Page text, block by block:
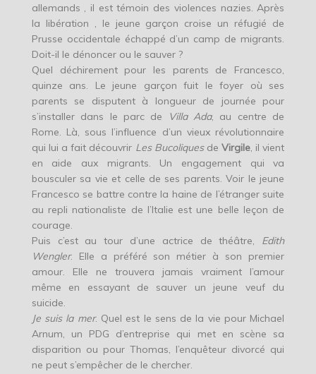
allemands , il est témoin des violences nazies. Après
la libération , le jeune garçon croise un réfugié de
Prusse occidentale échappé d’un camp de migrants.
Doit-il le dénoncer ou le sauver ?
Quel déchirement pour les parents de Francesco,
quinze ans. Le jeune garçon fuit le foyer où ses
parents se disputent à longueur de journée pour
s’installer dans le parc de
Villa Ada, au centre de
Rome. Là, sous l’influence d’un vieux révolutionnaire
qui lui a fait découvrir Les Bucoliquesde Virgile, il vient
en aide aux migrants. Un engagement qui va
bousculer sa vie et celle de ses parents. Voir le jeune
Francesco se battre contre la haine de l’étranger suite
au repli nationaliste de l’Italie est une belle leçon de
courage.
Puis c’est au tour d’une actrice de théâtre, Edith
Wengler. Elle a préféré son métier à son premier
amour. Elle ne trouvera jamais vraiment l’amour
même en essayant de sauver un jeune veuf du
suicide.
Je suis la mer. Quel est le sens de la vie pour Michael
Arnum, un PDG d’entreprise qui met en scène sa
disparition ou pour Thomas, l’enquêteur divorcé qui
ne peut s’empêcher de le chercher.